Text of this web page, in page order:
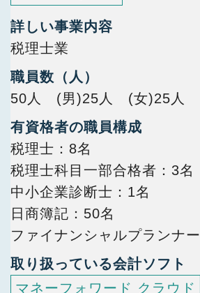
詳しい事業内容
税理士業
職員数（人）
50人 (男)25人 (女)25人
有資格者の職員構成
税理士
8名
税理士科目一部合格者
3名
中小企業診断士
1名
日商簿記
50名
ファイナンシャルプランナー
取り扱っている会計ソフト
マネーフォワード クラウド